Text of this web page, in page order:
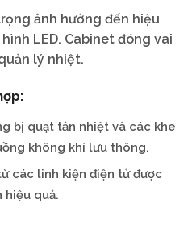
ảnh hưởng đến hiệu
LED. Cabinet đóng vai
lý nhiệt.
bị quạt tản nhiệt và các khe
không khí lưu thông.
các linh kiện điện tử được
quả.